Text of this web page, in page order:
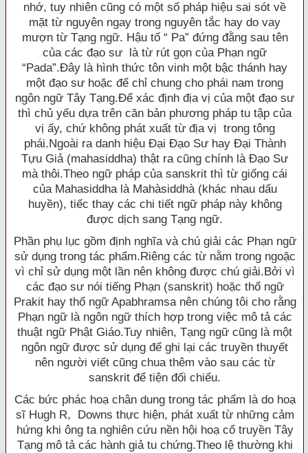
nhớ, tuy nhiên cũng có một số pháp hiệu sai sót về
mặt từ nguyên ngay trong nguyên tắc hay do vay
mượn từ Tạng ngữ. Hậu tố “ Pa” đứng đằng sau tên
của các đạo sư là từ rút gọn của Phạn ngữ
“Pada”.Ðây là hình thức tôn vinh một bậc thánh hay
một đạo sư hoặc để chỉ chung cho phái nam trong
ngôn ngữ Tây Tạng.Ðể xác định địa vị của một đạo sư
thì chủ yếu dựa trên căn bản phương pháp tu tập của
vị ấy, chứ không phát xuất từ địa vị trong tông
phái.Ngoài ra danh hiệu Ðại Ðạo Sư hay Ðại Thành
Tựu Giả (mahasiddha) thật ra cũng chính là Ðạo Sư
mà thôi.Theo ngữ pháp của sanskrit thì từ giống cái
của Mahasiddha là Mahàsiddhà (khác nhau dấu
huyền), tiếc thay các chi tiết ngữ pháp này không
được dịch sang Tạng ngữ.
Phần phụ lục gồm định nghĩa và chú giải các Phạn ngữ
sử dụng trong tác phẩm.Riêng các từ nằm trong ngoặc
vì chỉ sử dụng một lần nên không được chú giải.Bởi vì
các đạo sư nói tiếng Phạn (sanskrit) hoặc thổ ngữ
Prakit hay thổ ngữ Apabhramsa nên chúng tôi cho rằng
Phạn ngữ là ngôn ngữ thích hợp trong việc mô tả các
thuật ngữ Phật Giáo.Tuy nhiên, Tạng ngữ cũng là một
ngôn ngữ được sử dụng để ghi lại các truyền thuyết
nên người viết cũng chua thêm vào sau các từ
sanskrit để tiện đối chiếu.
Các bức phác hoạ chân dung trong tác phẩm là do hoạ
sĩ Hugh R, Downs thực hiện, phát xuất từ những cảm
hứng khi ông ta nghiên cứu nền hội hoạ cổ truyền Tây
Tạng mô tả các hành giả tu chứng.Theo lệ thường khi